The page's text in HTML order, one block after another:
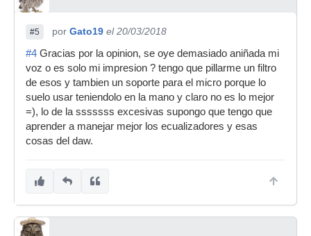
#5 por Gato19 el 20/03/2018
#4 Gracias por la opinion, se oye demasiado aniñada mi
voz o es solo mi impresion ? tengo que pillarme un filtro
de esos y tambien un soporte para el micro porque lo
suelo usar teniendolo en la mano y claro no es lo mejor
=), lo de la sssssss excesivas supongo que tengo que
aprender a manejar mejor los ecualizadores y esas
cosas del daw.